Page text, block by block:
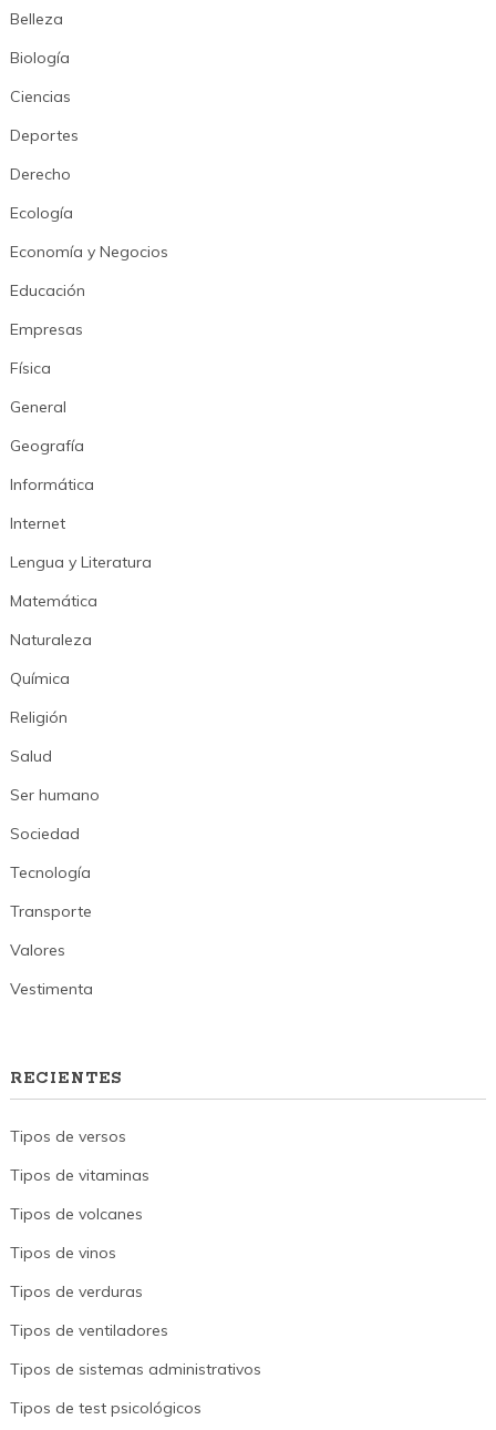
Belleza
Biología
Ciencias
Deportes
Derecho
Ecología
Economía y Negocios
Educación
Empresas
Física
General
Geografía
Informática
Internet
Lengua y Literatura
Matemática
Naturaleza
Química
Religión
Salud
Ser humano
Sociedad
Tecnología
Transporte
Valores
Vestimenta
RECIENTES
Tipos de versos
Tipos de vitaminas
Tipos de volcanes
Tipos de vinos
Tipos de verduras
Tipos de ventiladores
Tipos de sistemas administrativos
Tipos de test psicológicos